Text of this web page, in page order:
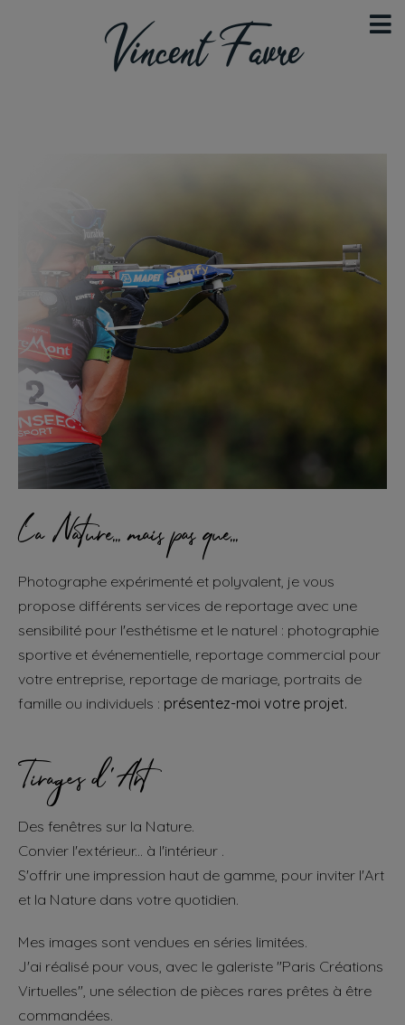
Vincent Favre
La Nature... mais pas que...
Photographe expérimenté et polyvalent, je vous
propose différents services de reportage avec une
sensibilité pour l'esthétisme et le naturel : photographie
sportive et événementielle, reportage commercial pour
votre entreprise, reportage de mariage, portraits de
famille ou individuels : présentez-moi votre projet.
Tirages d'Art
Des fenêtres sur la Nature.
Convier l'extérieur... à l'intérieur .
S'offrir une impression haut de gamme, pour inviter l'Art
et la Nature dans votre quotidien.
Mes images sont vendues en séries limitées.
J'ai réalisé pour vous, avec le galeriste "Paris Créations
Virtuelles", une sélection de pièces rares prêtes à être
commandées.